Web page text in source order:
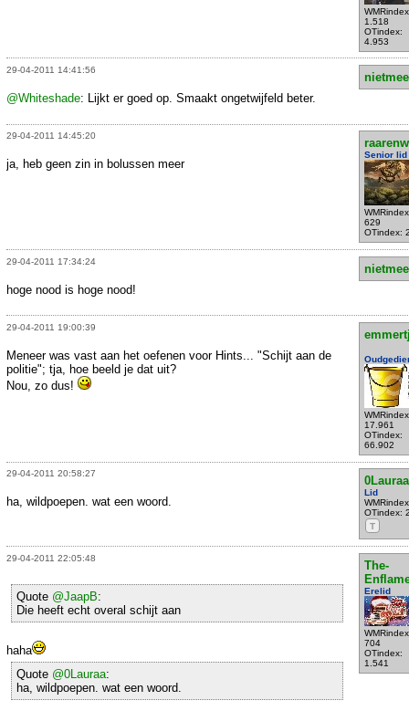
1.518
OTindex:
4.953
29-04-2011 14:41:56
@Whiteshade: Lijkt er goed op. Smaakt ongetwijfeld beter.
29-04-2011 14:45:20
Senior lid
629
OTindex:
ja, heb geen zin in bolussen meer
29-04-2011 17:34:24
hoge nood is hoge nood!
29-04-2011 19:00:39
17.961
OTindex:
66.902
Meneer was vast aan het oefenen voor Hints... "Schijt aan de
politie"; tja, hoe beeld je dat uit?
Nou, zo dus!
29-04-2011 20:58:27
0Lauraa
Lid
OTindex:
T
ha, wildpoepen. wat een woord.
29-04-2011 22:05:48
The-
Erelid
704
OTindex:
1.541
Quote @JaapB:
Die heeft echt overal schijt aan
haha
Quote @0Lauraa:
ha, wildpoepen. wat een woord.